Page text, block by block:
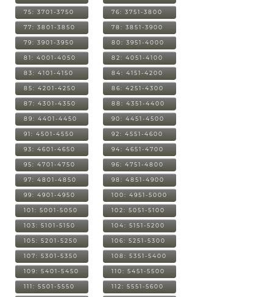
75: 3701-3750 76: 3751-3800
77: 3801-3850 78: 3851-3900
79: 3901-3950 80: 3951-4000
81: 4001-4050 82: 4051-4100
83: 4101-4150 84: 4151-4200
85: 4201-4250 86: 4251-4300
87: 4301-4350 88: 4351-4400
89: 4401-4450 90: 4451-4500
91: 4501-4550 92: 4551-4600
93: 4601-4650 94: 4651-4700
95: 4701-4750 96: 4751-4800
97: 4801-4850 98: 4851-4900
99: 4901-4950 100: 4951-5000
101: 5001-5050 102: 5051-5100
103: 5101-5150 104: 5151-5200
105: 5201-5250 106: 5251-5300
107: 5301-5350 108: 5351-5400
109: 5401-5450 110: 5451-5500
111: 5501-5550 112: 5551-5600